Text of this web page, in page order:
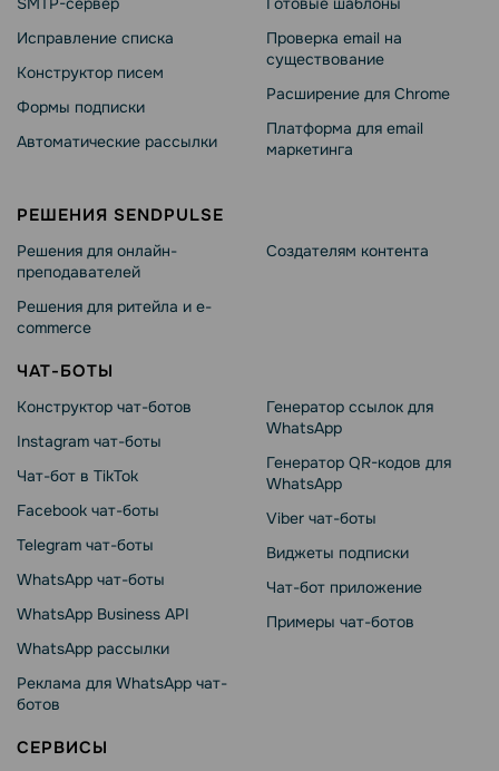
Исправление списка
Конструктор писем
Формы подписки
Автоматические рассылки
Проверка email на
существование
Расширение для Chrome
Платформа для email
маркетинга
РЕШЕНИЯ SENDPULSE
Решения для онлайн-
преподавателей
Решения для ритейла и e-
commerce
Создателям контента
ЧАТ-БОТЫ
Конструктор чат-ботов
Instagram чат-боты
Чат-бот в TikTok
Facebook чат-боты
Telegram чат-боты
WhatsApp чат-боты
WhatsApp Business API
WhatsApp рассылки
Реклама для WhatsApp чат-
ботов
Генератор ссылок для
WhatsApp
Генератор QR-кодов для
WhatsApp
Viber чат-боты
Виджеты подписки
Чат-бот приложение
Примеры чат-ботов
СЕРВИСЫ